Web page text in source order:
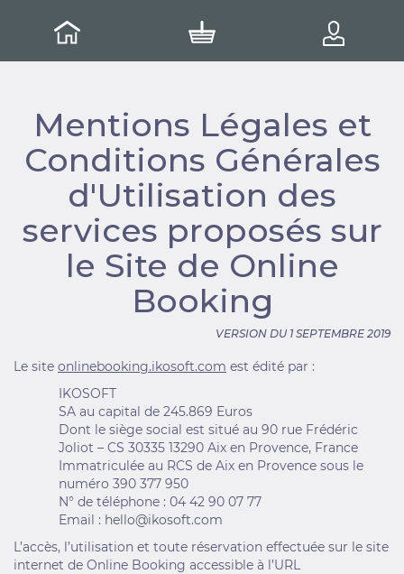
Mentions Légales et
Conditions Générales
d'Utilisation des
services proposés sur
le Site de Online
Booking
VERSION DU 1 SEPTEMBRE 2019
Le site onlinebooking.ikosoft.com est édité par :
IKOSOFT
SA au capital de 245.869 Euros
Dont le siège social est situé au 90 rue Frédéric
Joliot – CS 30335 13290 Aix en Provence, France
Immatriculée au RCS de Aix en Provence sous le
numéro 390 377 950
N° de téléphone : 04 42 90 07 77
Email : hello@ikosoft.com
L’accès, l’utilisation et toute réservation effectuée sur le site
internet de Online Booking accessible à l’URL